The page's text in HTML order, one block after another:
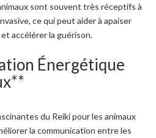
sont souvent très réceptifs à
ce qui peut aider à apaiser
accélérer la guérison.
Énergétique
du Reiki pour les animaux
la communication entre les